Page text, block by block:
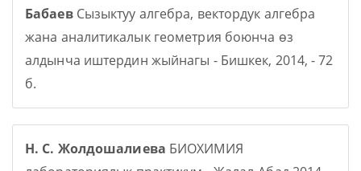
БабаевСызыктуу алгебра, вектордук алгебра
жана аналитикалык геометрия боюнча өз
алдынча иштердин жыйнагы - Бишкек, 2014, - 72
б.
Н. С. Жолдошалиева БИОХИМИЯ